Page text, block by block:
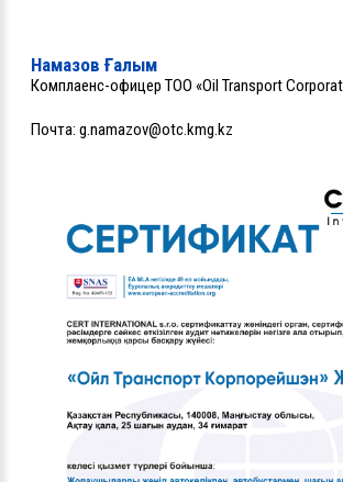
Намазов Ғалым
Комплаенс-офицер ТОО «Oil Transport
Почта: g.namazov@otc.kmg.kz